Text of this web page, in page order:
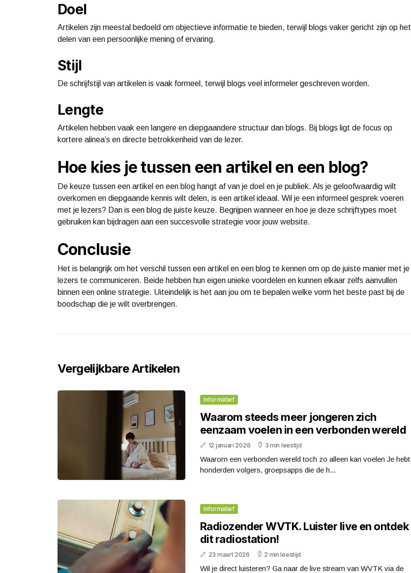
Doel
Artikelen zijn meestal bedoeld om objectieve informatie te bieden, terwijl blogs vaker gericht zijn op het
delen van een persoonlijke mening of ervaring.
Stijl
De schrijfstijl van artikelen is vaak formeel, terwijl blogs veel informeler geschreven worden.
Lengte
Artikelen hebben vaak een langere en diepgaandere structuur dan blogs. Bij blogs ligt de focus op
kortere alinea’s en directe betrokkenheid van de lezer.
Hoe kies je tussen een artikel en een blog?
De keuze tussen een artikel en een blog hangt af van je doel en je publiek. Als je geloofwaardig wilt
overkomen en diepgaande kennis wilt delen, is een artikel ideaal. Wil je een informeel gesprek voeren
met je lezers? Dan is een blog de juiste keuze. Begrijpen wanneer en hoe je deze schrijftypes moet
gebruiken kan bijdragen aan een succesvolle strategie voor jouw website.
Conclusie
Het is belangrijk om het verschil tussen een artikel en een blog te kennen om op de juiste manier met je
lezers te communiceren. Beide hebben hun eigen unieke voordelen en kunnen elkaar zelfs aanvullen
binnen een online strategie. Uiteindelijk is het aan jou om te bepalen welke vorm het beste past bij de
boodschap die je wilt overbrengen.
Vergelijkbare Artikelen
Informatief
Waarom steeds meer jongeren zich
eenzaam voelen in een verbonden wereld
12 januari 2026 3 min leestijd
Waarom een verbonden wereld toch zo alleen kan voelen Je hebt
honderden volgers, groepsapps die de h...
Informatief
Radiozender WVTK. Luister live en ontdek
dit radiostation!
23 maart 2026 2 min leestijd
Wil je direct luisteren? Ga naar de live stream van WVTK via de